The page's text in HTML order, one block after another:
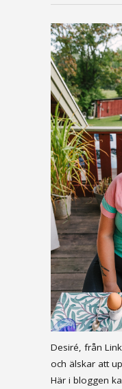
Desiré, från
och älskar att
Här i bloggen